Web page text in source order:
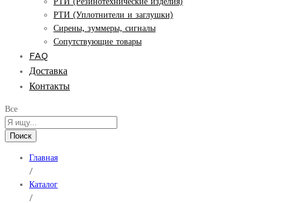
РТИ (Уплотнители и заглушки)
Сирены, зуммеры, сигналы
Сопутствующие товары
FAQ
Доставка
Контакты
Все
Поиск
Главная
/
Каталог
/